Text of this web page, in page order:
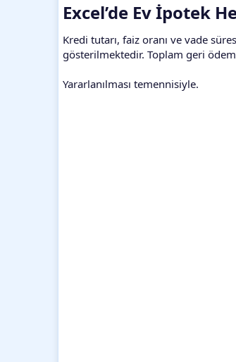
Excel’de Ev İpotek
Kredi tutarı, faiz oranı ve vade
gösterilmektedir. Toplam geri
Yararlanılması temennisiyle.